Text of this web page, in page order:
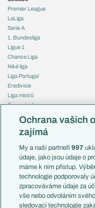
Premier League
LaLiga
Serie A
1. Bundesliga
Ligue 1
Chance Liga
Niké liga
Liga Portugal
Eredivisie
Liga mistrů
Evropská liga
Mistrovství světa
Liga národů
Témata
Představení týmů MS
EuroSkauting
PL v kostce
Evropské koeficienty
Přestupy
Ochrana vašich
zajímá
My a naši partneři997
údaje, jako jsou údaje o
máme k nim přístup.
technologie podporovaly
zpracováváme údaje za
vše nebo odvoláním
sledovací technologie